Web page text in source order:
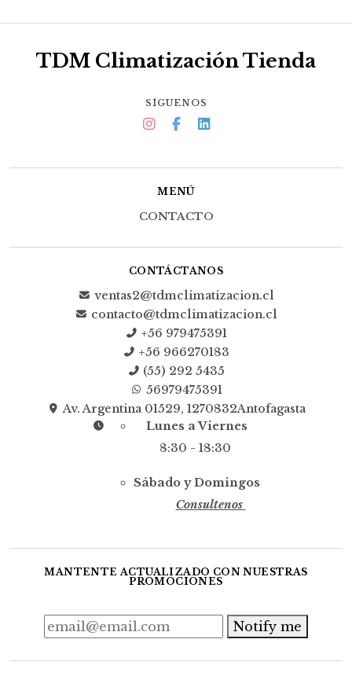
TDM Climatización Tienda
SÍGUENOS
MENÚ
CONTACTO
CONTÁCTANOS
ventas2@tdmclimatizacion.cl
contacto@tdmclimatizacion.cl
+56 979475391
+56 966270183
(55) 292 5435
56979475391
Av. Argentina 01529, 1270832Antofagasta
Lunes a Viernes
8:30 - 18:30
Sábado y Domingos
Consultenos
MANTENTE ACTUALIZADO CON NUESTRAS
PROMOCIONES
Notify me